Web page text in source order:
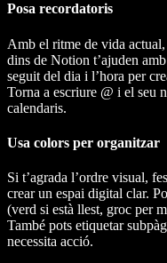
Posa recordatoris
Amb el ritme de vida
dins de Notion t’ajuden
seguit del dia i l’hora per
Torna a escriure @ i el seu
calendaris.
Usa colors per organitzar
Si t’agrada l’ordre visual,
crear un espai digital clar.
(verd si està llest, groc per
També pots etiquetar
necessita acció.